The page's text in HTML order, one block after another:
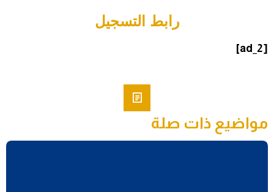
رابط التسجيل
[ad_2]
مواضيع ذات صلة